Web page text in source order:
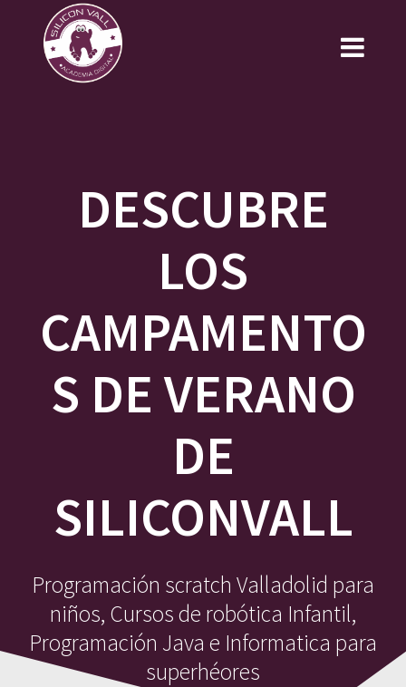
DESCUBRE
LOS
CAMPAMENTO
S DE VERANO
DE
SILICONVALL
Programación scratch Valladolid para
niños, Cursos de robótica Infantil,
Programación Java e Informatica para
superhéores